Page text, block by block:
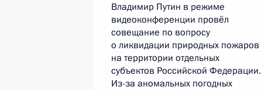
Владимир Путин в режиме
видеоконференции провёл
совещание по вопросу
о ликвидации природных пожаров
на территории отдельных
субъектов Российской Федерации.
Из-за аномальных погодных